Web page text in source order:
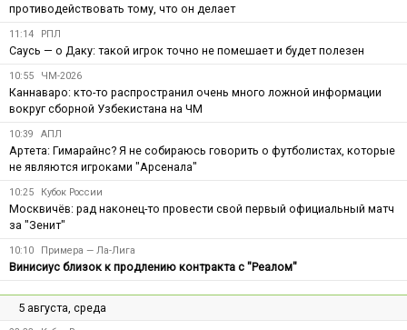
противодействовать тому, что он делает
11:14 РПЛ
Саусь — о Даку: такой игрок точно не помешает и будет полезен
10:55 ЧМ-2026
Каннаваро: кто-то распространил очень много ложной информации
вокруг сборной Узбекистана на ЧМ
10:39 АПЛ
Артета: Гимарайнс? Я не собираюсь говорить о футболистах, которые
не являются игроками "Арсенала"
10:25 Кубок России
Москвичёв: рад наконец-то провести свой первый официальный матч
за "Зенит"
10:10 Примера — Ла-Лига
Винисиус близок к продлению контракта с "Реалом"
5 августа, среда